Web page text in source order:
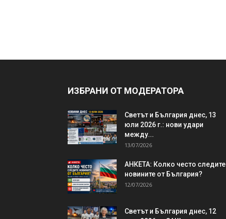
ИЗБРАНИ ОТ МОДЕРАТОРА
Светът и България днес, 13
юли 2026 г.: нови удари
между...
13/07/2026
АНКЕТА: Колко често следите
новините от България?
12/07/2026
Светът и България днес, 12